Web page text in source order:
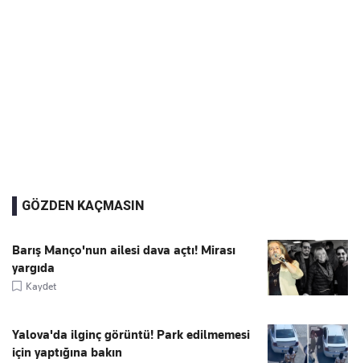
GÖZDEN KAÇMASIN
Barış Manço'nun ailesi dava açtı! Mirası
yargıda
Kaydet
Yalova'da ilginç görüntü! Park edilmemesi
için yaptığına bakın